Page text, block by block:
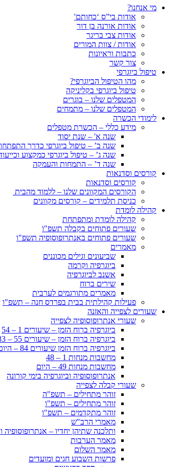
מי אנחנו?
אודות בי”ס ‘כחותם'
אודות אורנה בן דור
אודות צבי בריגר
אודות / צוות המורים
כתבות וראיונות
צור קשר
טיפול ביוגרפי
מהו הטיפול הביוגרפי?
טיפול ביוגרפי בקליניקה
המטפלים שלנו – בוגרים
המטפלים שלנו – מתמחים
לימודי הכשרה
מידע כללי – הכשרת מטפלים
שנה א' – שנת יסוד
שנה ב’ – טיפול ביוגרפי כדרך
שנה ג’ – טיפול ביוגרפי כמקצוע
שנה ד’ – התמחות והעמקה
קורסים וסדנאות
קורסים וסדנאות
הקורסים המקוונים שלנו – ללמוד מהבית
כניסת תלמידים – קורסים מקוונים
קהילה לומדת
קהילה לומדת ומתפתחת
שעורים פתוחים בקבלה תשפ"ו
שעורים פתוחים באנתרופוסופיה תשפ"ו
מאמרים
שביעונים וגילים מכוננים
ביוגרפיה וקרמה
אשנב לביוגרפיה
שירים ברוח
מאמרים מתורגמים לערבית
פעילות קהילתית בבית בפרדס חנה – תשפ"ו
שעורים לצפייה והאזנה
שעורי אנתרופוסופיה לצפייה
ביוגרפיה ברוח הזמן – שיעורים 1 – 54
ביוגרפיה ברוח הזמן – שיעורים 55 – 83
ביוגרפיה ברוח הזמן שיעורים 84 – היום
מחשבות מנחות 1 – 48
מחשבות מנחות 49 – היום
אנתרופוסופיה וביוגרפיה בימי קורונה
שעורי קבלה לצפייה
זוהר מתחילים – תשפ"ה
זוהר מתחילים – תשפ"ו
זוהר מתקדמים – תשפ"ו
מאמרי הרב"ש
ותלכנה שתיהן יחדיו – אנתרופוסופיה
מאמר הערבות
מאמר השלום
פרשות השבוע חגים ומועדים